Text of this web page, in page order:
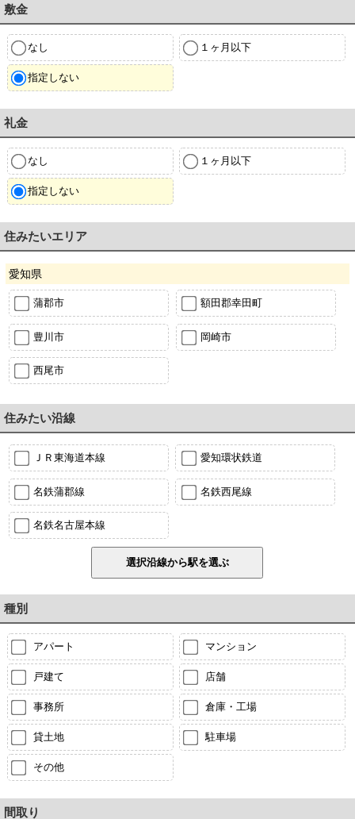
敷金
なし １ヶ月以下
指定しない
礼金
なし １ヶ月以下
指定しない
住みたいエリア
愛知県
蒲郡市 額田郡幸田町
豊川市 岡崎市
西尾市
住みたい沿線
ＪＲ東海道本線 愛知環状鉄道
名鉄蒲郡線 名鉄西尾線
名鉄名古屋本線
種別
アパート マンション
戸建て 店舗
事務所 倉庫・工場
貸土地 駐車場
その他
間取り